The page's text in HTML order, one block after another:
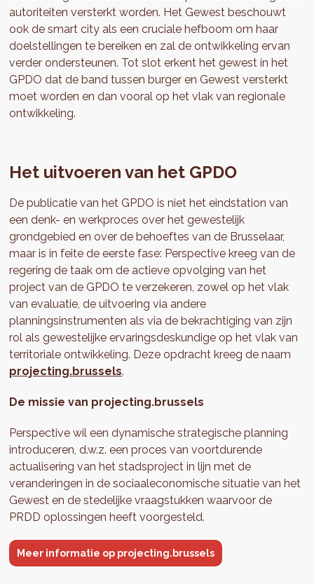
autoriteiten versterkt worden. Het Gewest beschouwt
ook de smart city als een cruciale hefboom om haar
doelstellingen te bereiken en zal de ontwikkeling ervan
verder ondersteunen. Tot slot erkent het gewest in het
GPDO dat de band tussen burger en Gewest versterkt
moet worden en dan vooral op het vlak van regionale
ontwikkeling.
Het uitvoeren van het GPDO
De publicatie van het GPDO is niet het eindstation van
een denk- en werkproces over het gewestelijk
grondgebied en over de behoeftes van de Brusselaar,
maar is in feite de eerste fase: Perspective kreeg van de
regering de taak om de actieve opvolging van het
project van de GPDO te verzekeren, zowel op het vlak
van evaluatie, de uitvoering via andere
planningsinstrumenten als via de bekrachtiging van zijn
rol als gewestelijke ervaringsdeskundige op het vlak van
territoriale ontwikkeling. Deze opdracht kreeg de naam
projecting.brussels.
De missie van projecting.brussels
Perspective wil een dynamische strategische planning
introduceren, d.w.z. een proces van voortdurende
actualisering van het stadsproject in lijn met de
veranderingen in de sociaaleconomische situatie van het
Gewest en de stedelijke vraagstukken waarvoor de
PRDD oplossingen heeft voorgesteld.
Meer informatie op projecting.brussels